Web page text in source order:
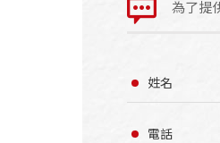
為了提
姓名
電話